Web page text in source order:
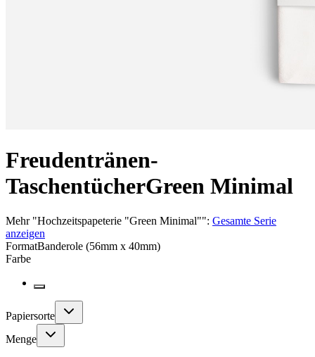
Freudentränen-
TaschentücherGreen Minimal
Mehr"Hochzeitspapeterie "Green Minimal"": Gesamte Serie
anzeigen
FormatBanderole (56mm x 40mm)
Farbe
Papiersorte
Menge